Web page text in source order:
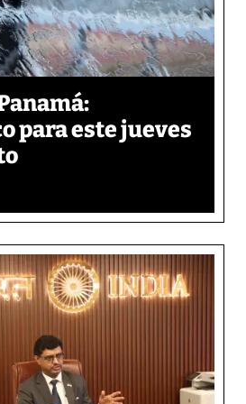
para este jueves